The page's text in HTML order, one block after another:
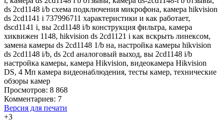
ds 2cd1148 i/b схема подключения микрофона, камера hikvision
ds 2cd1141 i 737996711 характеристики и как работает,
dscd1141 i, вы 2cd1148 i/b конструкция фильтра, камера
хиквижен 1148, hikvision ds 2cd1121 i как вскрыть линексом,
замена камеры ds 2cd1148 1/b на, настройка камеры hikvision
ds 2cd1148 i/b, ds 2cd аналоговый выход, вы 2cd1148 i/b
настройка камеры, камера Hikvision, видеокамера Hikvision
DS, 4 Мп камера видеонаблюдения, тесты камер, технические
обзоры камер
Просмотров: 8 868
Комментариев: 7
Версия для печати
+3